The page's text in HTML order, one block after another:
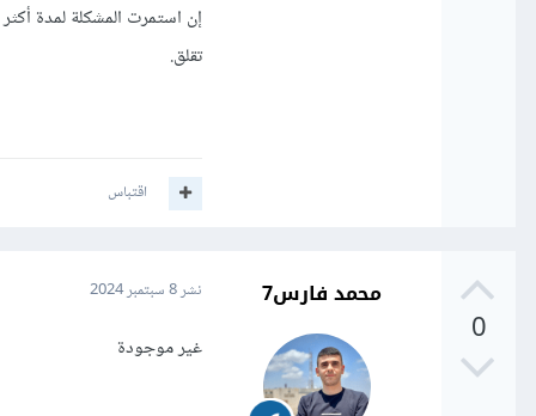
إن استمرت المشكلة لمدة
تقلق.
اقتباس
0
محمد فارس7 نشر8 سبتمبر 2024
غير موجودة